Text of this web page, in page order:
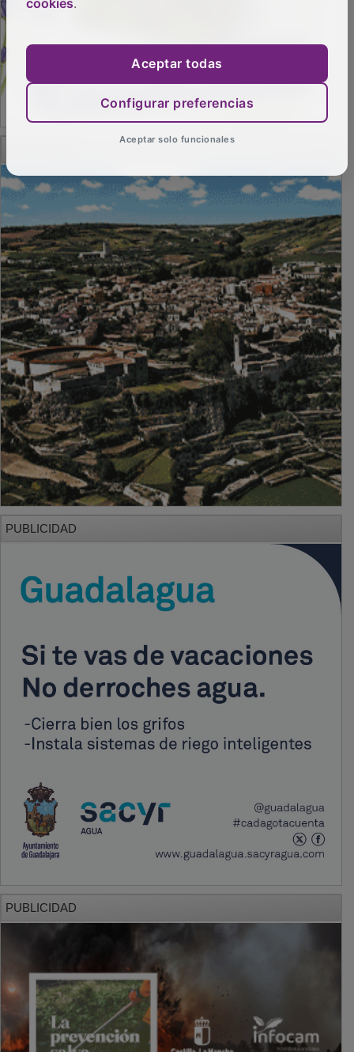
PUBLICIDAD
PUBLICIDAD
cookies.
Aceptar todas
Configurar preferencias
Aceptar solo funcionales